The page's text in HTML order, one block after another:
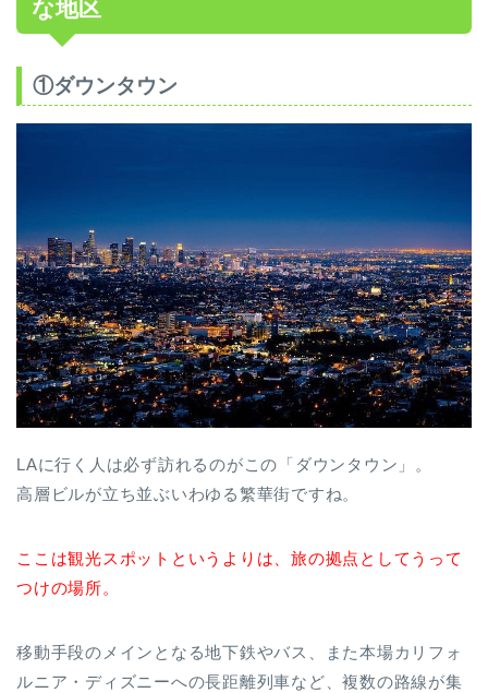
な地区
①ダウンタウン
LAに行く人は必ず訪れるのがこの「ダウンタウン」。
高層ビルが立ち並ぶいわゆる繁華街ですね。
ここは観光スポットというよりは、旅の拠点としてうって
つけの場所。
移動手段のメインとなる地下鉄やバス、また本場カリフォ
ルニア・ディズニーへの長距離列車など、複数の路線が集